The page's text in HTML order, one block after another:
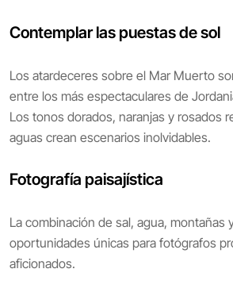
Contemplar las puestas de sol
Los atardeceres sobre el Mar Muerto
entre los más espectaculares de
Los tonos dorados, naranjas y rosados
aguas crean escenarios inolvidables.
Fotografía paisajística
La combinación de sal, agua, montañas
oportunidades únicas para fotógrafos
aficionados.